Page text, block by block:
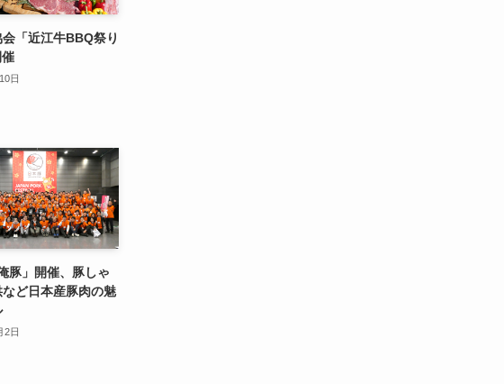
「近江牛BBQ祭り
日
豚」開催、豚しゃ
ど日本産豚肉の魅
2日